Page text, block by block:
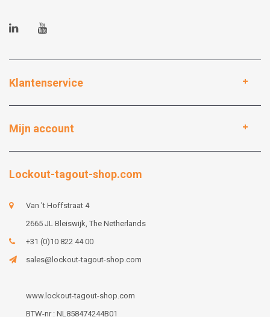
Klantenservice
Mijn account
Lockout-tagout-shop.com
Van 't Hoffstraat 4
2665 JL Bleiswijk, The Netherlands
+31 (0)10 822 44 00
sales@lockout-tagout-shop.com
www.lockout-tagout-shop.com
BTW-nr : NL858474244B01